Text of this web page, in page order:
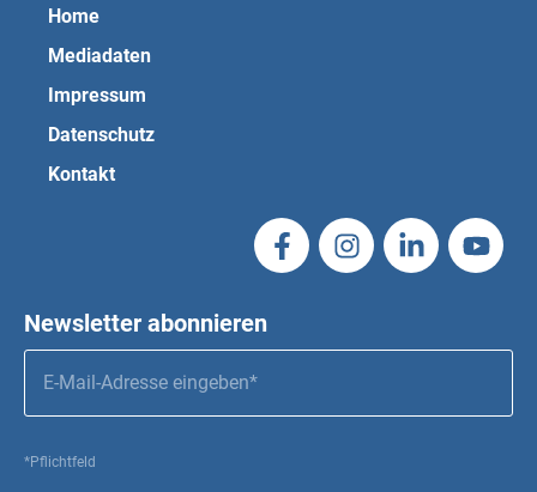
Home
Mediadaten
Impressum
Datenschutz
Kontakt
Newsletter abonnieren
*Pflichtfeld